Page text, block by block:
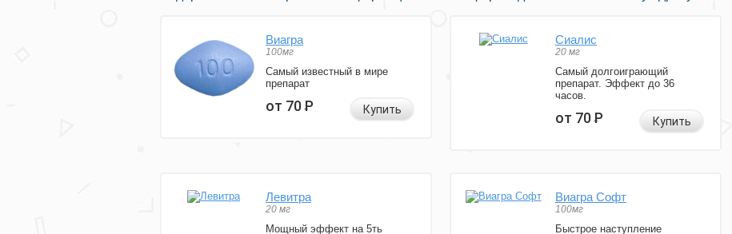
Виагра
100мг
Самый известный в мире
препарат
от 70Р Купить
Сиалис
20 мг
Самый долгоиграющий
препарат. Эффект до 36
часов.
от 70Р Купить
Левитра
20 мг
Мощный эффект на 5ть
Виагра Софт
100мг
Быстрое наступление